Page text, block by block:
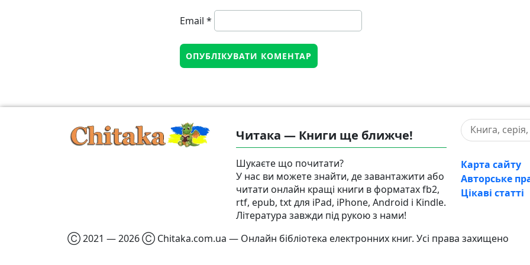
Email *
Читака — Книги ще ближче!
Шукаєте що почитати?
У нас ви можете знайти, де завантажити або
читати онлайн кращі книги в форматах fb2,
rtf, epub, txt для iPad, iPhone, Android і Kindle.
Література завжди під рукою з нами!
Карта сайту
Авторське
Цікаві статті
Ⓒ 2021 — 2026 Ⓒ Chitaka.com.ua — Онлайн бібліотека електронних книг. Усі права захищено